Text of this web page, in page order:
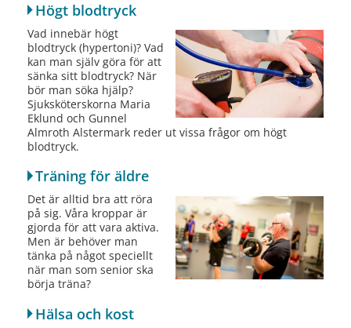
Högt blodtryck
Vad innebär högt
blodtryck (hypertoni)? Vad
kan man själv göra för att
sänka sitt blodtryck? När
bör man söka hjälp?
Sjuksköterskorna Maria
Eklund och Gunnel
Almroth Alstermark reder ut vissa frågor om högt
blodtryck.
Träning för äldre
Det är alltid bra att röra
på sig. Våra kroppar är
gjorda för att vara aktiva.
Men är behöver man
tänka på något speciellt
när man som senior ska
börja träna?
Hälsa och kost